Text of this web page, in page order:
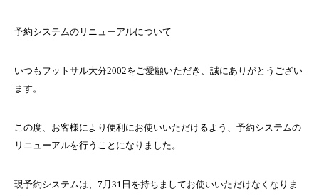
予約システムのリニューアルについて
いつもフットサル大分2002をご愛顧いただき、誠にありがとうござい
ます。
この度、お客様により便利にお使いいただけるよう、予約システムの
リニューアルを行うことになりました。
現予約システムは、7月31日を持ちましてお使いいただけなくなりま